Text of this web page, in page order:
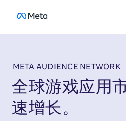
META AUDIENCE NETWORK
全球游戏应用
速增长。